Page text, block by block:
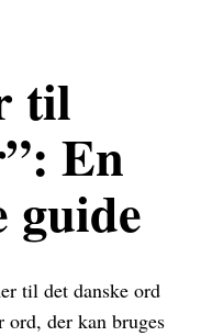
til
En
guide
til det danske ord
ord, der kan bruges